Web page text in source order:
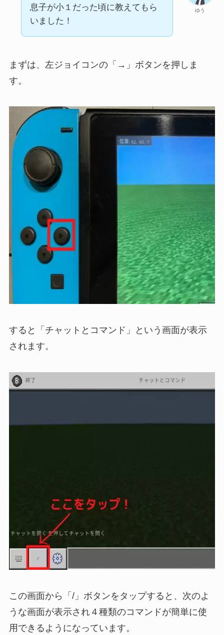
ゆう
息子が小１だった頃に教えてもら
いました！
まずは、左ジョイコンの「→」ボタンを押しま
す。
すると「チャットとコマンド」という画面が表示
されます。
この画面から「/」ボタンをタップすると、次のよ
うな画面が表示され４種類のコマンドが簡単に使
用できるようになっています。